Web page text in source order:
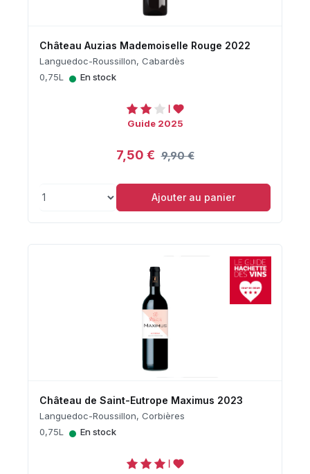
Château Auzias Mademoiselle Rouge 2022
Languedoc-Roussillon, Cabardès
0,75L
• En stock
Guide 2025
7,50 € 9,90 €
Ajouter au panier
Château de Saint-Eutrope Maximus 2023
Languedoc-Roussillon, Corbières
0,75L
• En stock